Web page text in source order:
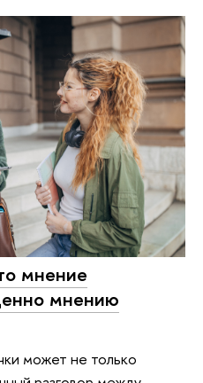
мнение
мнению
может не только